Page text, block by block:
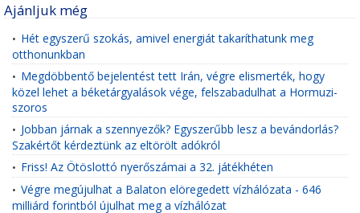
Ajánljuk még
• Hét egyszerű szokás, amivel energiát takaríthatunk meg
otthonunkban
• Megdöbbentő bejelentést tett Irán, végre elismerték, hogy
közel lehet a béketárgyalások vége, felszabadulhat a Hormuzi-
szoros
• Jobban járnak a szennyezők? Egyszerűbb lesz a bevándorlás?
Szakértőt kérdeztünk az eltörölt adókról
• Friss! Az Ötöslottó nyerőszámai a 32. játékhéten
• Végre megújulhat a Balaton elöregedett vízhálózata - 646
milliárd forintból újulhat meg a vízhálózat